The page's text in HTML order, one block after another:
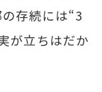
存続には“3
が立ちはだか